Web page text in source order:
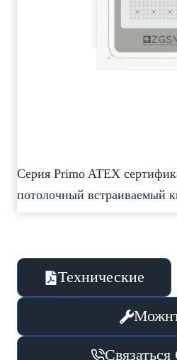
Серия Primo ATEX
потолочный встраиваемый
Технические